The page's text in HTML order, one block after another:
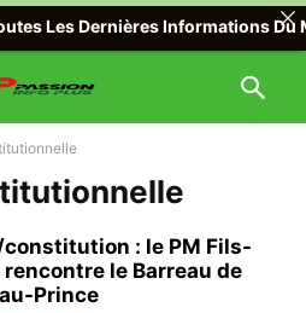
: le PM Fils-
le Barreau de
Prince
Les Dernières Informations Du